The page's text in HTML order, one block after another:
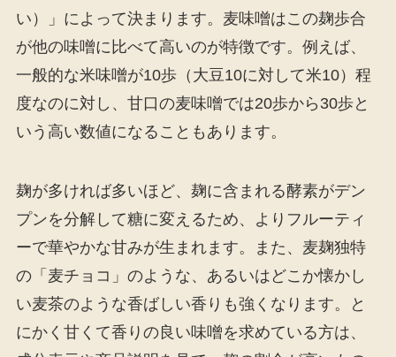
い）」によって決まります。麦味噌はこの麹歩合
が他の味噌に比べて高いのが特徴です。例えば、
一般的な米味噌が10歩（大豆10に対して米10）程
度なのに対し、甘口の麦味噌では20歩から30歩と
いう高い数値になることもあります。
麹が多ければ多いほど、麹に含まれる酵素がデン
プンを分解して糖に変えるため、よりフルーティ
ーで華やかな甘みが生まれます。また、麦麹独特
の「麦チョコ」のような、あるいはどこか懐かし
い麦茶のような香ばしい香りも強くなります。と
にかく甘くて香りの良い味噌を求めている方は、